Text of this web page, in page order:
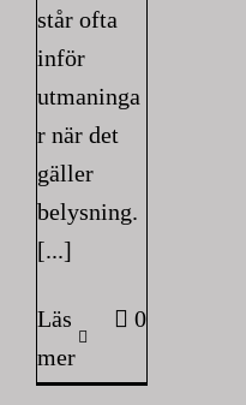
står ofta
inför
utmaninga
r när det
gäller
belysning.
[...]
Läs
mer
0